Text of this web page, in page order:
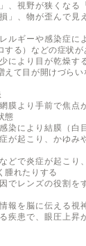
、視野が狭くなる
」、物が歪んで見
ルギーや感染症に
する）などの症状が
により目が乾燥す
えて目が開けづら
膜より手前で焦点
態
染により結膜（白
が起こり、かゆみ
どで炎症が起こり
腫れたりする
でレンズの役割を
報を脳に伝える視
疾患で、眼圧上昇